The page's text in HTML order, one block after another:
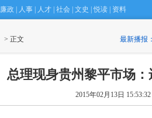
廉政 人事 人才 社会 文史 悦读 资料
> 正文 最新播报：
总理现身贵州黎平市场：
2015年02月13日 15:53:32